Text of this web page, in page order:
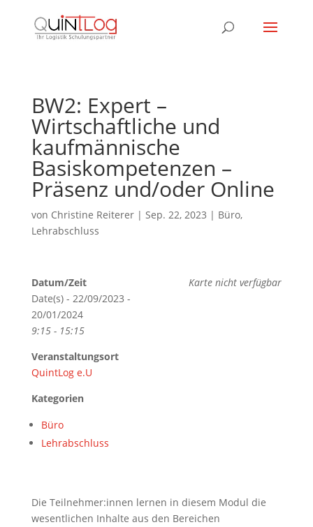
BW2: Expert –
Wirtschaftliche und
kaufmännische
Basiskompetenzen –
Präsenz und/oder Online
von Christine Reiterer| Sep. 22, 2023 | Büro,
Lehrabschluss
Karte nicht verfügbar
Datum/Zeit
Date(s) - 22/09/2023 -
20/01/2024
9:15 - 15:15
Veranstaltungsort
QuintLog e.U
Kategorien
Büro
Lehrabschluss
Die Teilnehmer:innen lernen in diesem Modul die
wesentlichen Inhalte aus den Bereichen